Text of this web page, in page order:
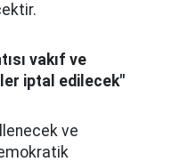
vakıf ve
iptal edilecek"
ve